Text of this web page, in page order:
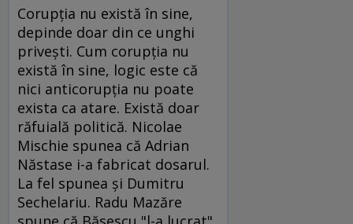
Corupţia nu există în sine,
depinde doar din ce unghi
priveşti. Cum corupţia nu
există în sine, logic este că
nici anticorupţia nu poate
exista ca atare. Există doar
răfuială politică. Nicolae
Mischie spunea că Adrian
Năstase i-a fabricat dosarul.
La fel spunea şi Dumitru
Sechelariu. Radu Mazăre